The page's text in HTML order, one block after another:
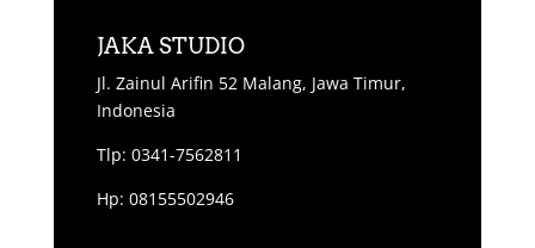
JAKA STUDIO
Jl. Zainul Arifin 52 Malang, Jawa Timur,
Indonesia
Tlp: 0341-7562811
Hp: 08155502946